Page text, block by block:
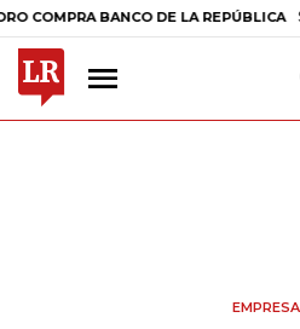
BANCO DE LA REPÚBLICA $